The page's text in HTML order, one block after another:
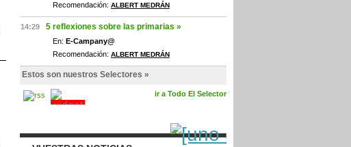
Recomendación: ALBERT MEDRÁN
14:29 5 reflexiones sobre las primarias »
En: E-Campany@
Recomendación: ALBERT MEDRÁN
Estos son nuestros Selectores »
ir a Todo El Selector